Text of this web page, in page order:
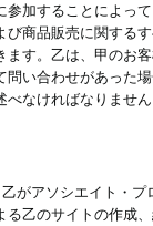
加することによっ
商品販売に関する
す。乙は、甲のお
い合わせがあった
べなければなりませ
がアソシエイト・
乙のサイトの作成